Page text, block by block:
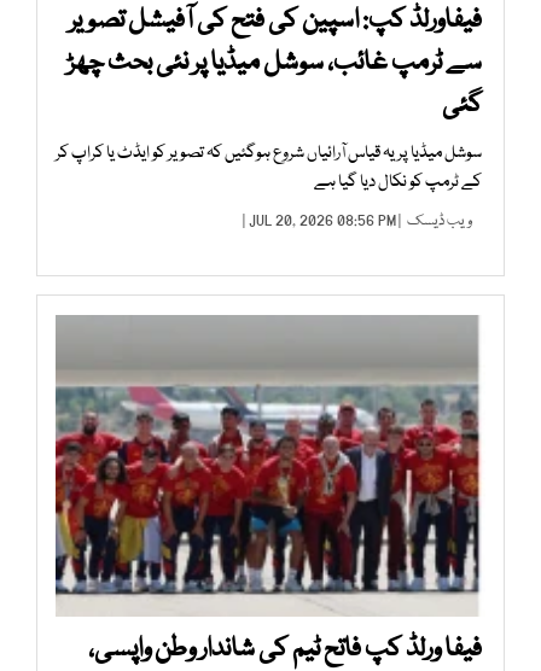
فیفاورلڈ کپ: اسپین کی فتح کی آفیشل تصویر
سے ٹرمپ غائب، سوشل میڈیا پر نئی بحث چھڑ
گئی
سوشل میڈیا پر یہ قیاس آرائیاں شروع ہوگئیں کہ تصویر کو ایڈٹ یا کراپ کر
کے ٹرمپ کو نکال دیا گیا ہے
ویب ڈیسک | JUL 20, 2026 08:56 PM |
فیفا ورلڈ کپ فاتح ٹیم کی شاندار وطن واپسی،